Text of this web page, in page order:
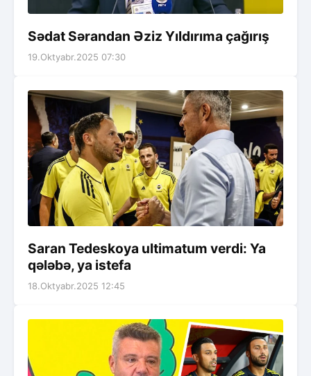
Sədat Sərandan Əziz Yıldırıma çağırış
19.Oktyabr.2025 07:30
Saran Tedeskoya ultimatum verdi: Ya
qələbə, ya istefa
18.Oktyabr.2025 12:45